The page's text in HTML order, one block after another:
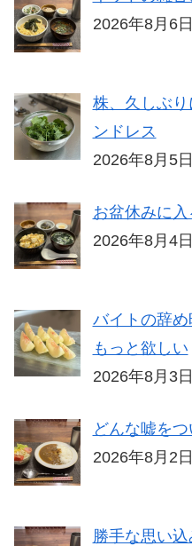
2026年8月6日
株、久しぶ
ンドレス
2026年8月5日
お盆休みに
2026年8月4日
バイトの辞
もっと欲しい
2026年8月3日
どんな嘘を
2026年8月2日
勝手な思い